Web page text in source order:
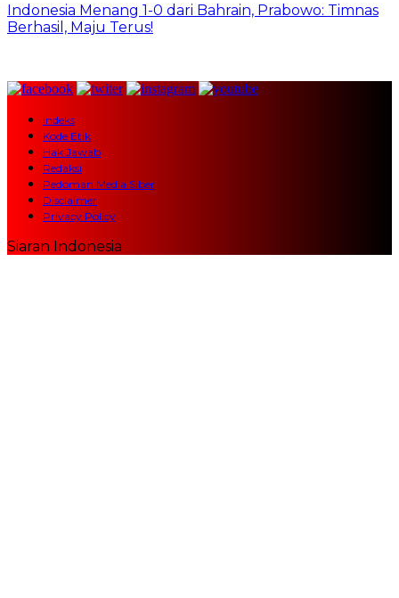
Indonesia Menang 1-0 dari Bahrain, Prabowo: Timnas
Berhasil, Maju Terus!
Indeks
Kode Etik
Hak Jawab
Redaksi
Pedoman Media Siber
Disclaimer
Privacy Policy
Siaran Indonesia